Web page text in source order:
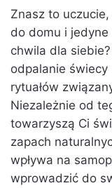
Znasz to
do domu i
chwila dla
odpalanie
rytuałów
Niezależnie od
towarzyszą Ci
zapach
wpływa na
wprowadzić do